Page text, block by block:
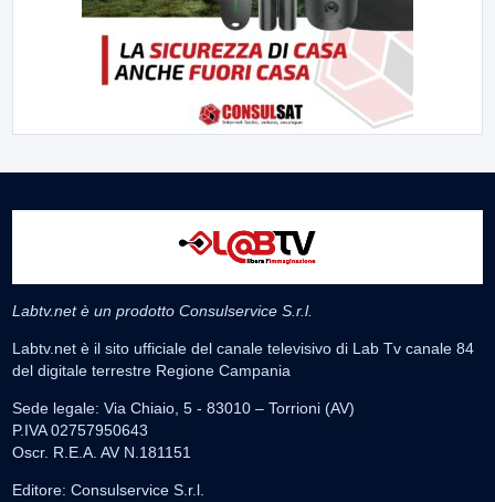
Labtv.net è un prodotto Consulservice S.r.l.
Labtv.net è il sito ufficiale del canale televisivo di Lab Tv canale 84
del digitale terrestre Regione Campania
Sede legale: Via Chiaio, 5 - 83010 – Torrioni (AV)
P.IVA 02757950643
Oscr. R.E.A. AV N.181151
Editore: Consulservice S.r.l.